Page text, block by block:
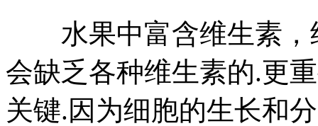
水果中富含维生素，
会缺乏各种维生素的.更
关键.因为细胞的生长和